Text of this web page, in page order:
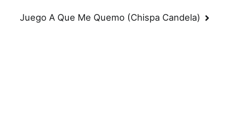
Juego A Que Me Quemo (Chispa Candela)